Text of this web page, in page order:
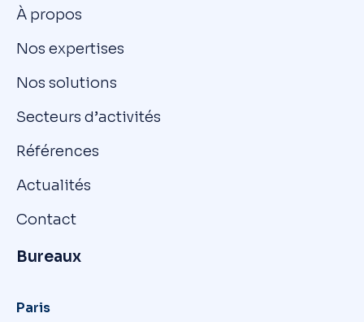
À propos
Nos expertises
Nos solutions
Secteurs d’activités
Références
Actualités
Contact
Bureaux
Paris